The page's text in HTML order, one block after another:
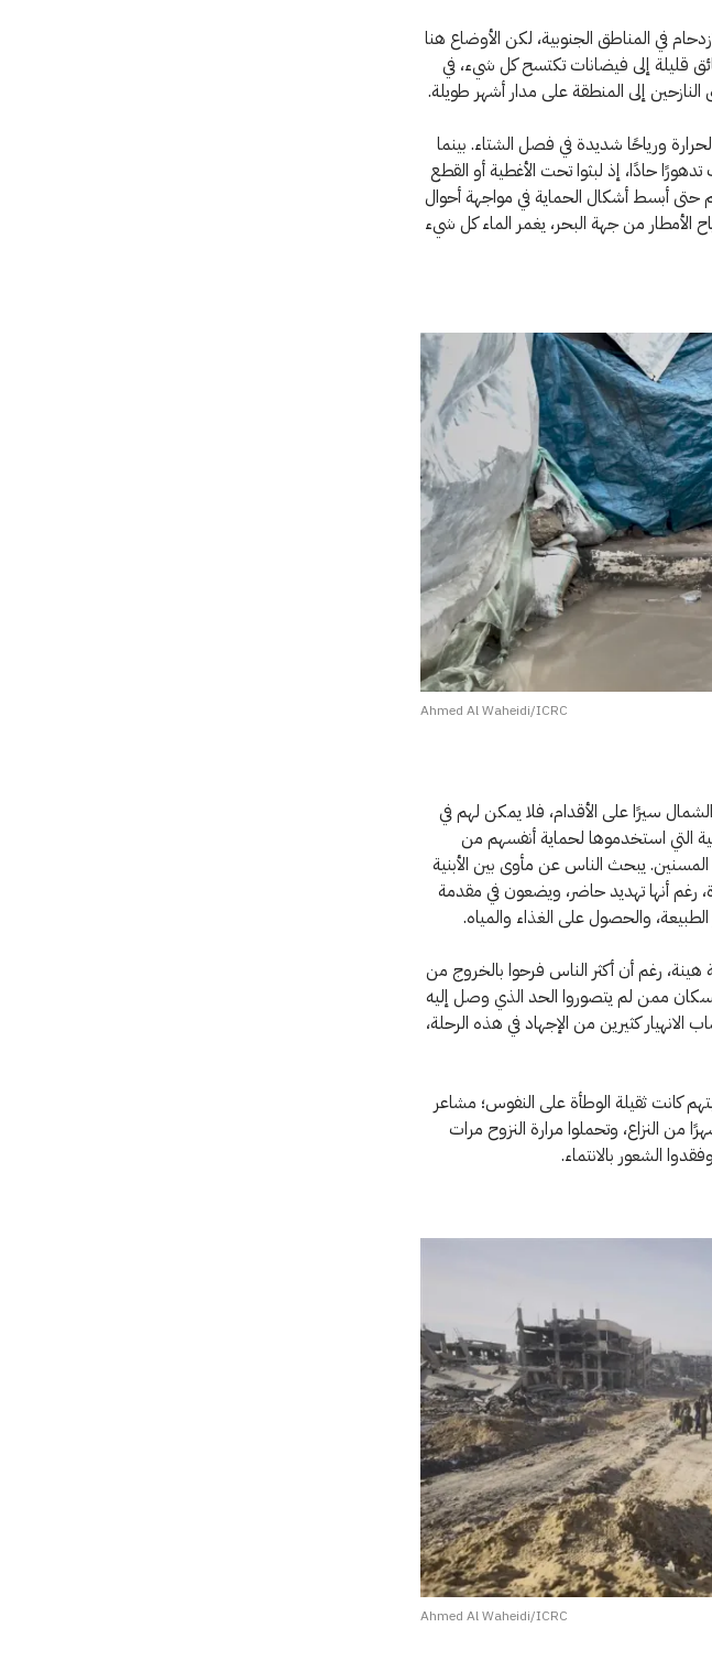
في المناطق الجنوبية، لكن الأوضاع هنا
قليلة إلى فيضانات تكتسح كل شيء، في
النازحين إلى المنطقة على مدار أشهر طويلة.
ورياحًا شديدة في فصل الشتاء. بينما
حادًا، إذ لبثوا تحت الأغطية أو القطع
لهم حتى أبسط أشكال الحماية في مواجهة أحوال
الأمطار من جهة البحر، يغمر الماء كل شيء
Ahmed Al Waheidi/ICRC
سيرًا على الأقدام، فلا يمكن لهم في
التي استخدموها لحماية أنفسهم من
المسنين. يبحث الناس عن مأوى بين الأبنية
رغم أنها تهديد حاضر، ويضعون في مقدمة
والحصول على الغذاء والمياه.
رغم أن أكثر الناس فرحوا بالخروج من
ممن لم يتصوروا الحد الذي وصل إليه
الانهيار كثيرين من الإجهاد في هذه الرحلة،
كانت ثقيلة الوطأة على النفوس؛ مشاعر
من الأمل والصدمة والانكسار. لقد عانوا 15 شهرًا من النزاع، وتحملوا مرارة النزوح مرات
الشعور بالانتماء.
Ahmed Al Waheidi/ICRC